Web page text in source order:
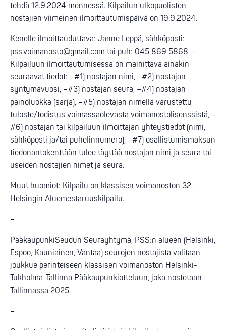
tehdä 12.9.2024 mennessä. Kilpailun ulkopuolisten
nostajien viimeinen ilmoittautumispäivä on 19.9.2024.
Kenelle ilmoittauduttava: Janne Leppä, sähköposti:
pss.voimanosto@gmail.com tai puh: 045 869 5868 –
Kilpailuun ilmoittautumisessa on mainittava ainakin
seuraavat tiedot: –#1) nostajan nimi, –#2) nostajan
syntymävuosi, –#3) nostajan seura, –#4) nostajan
painoluokka (sarja), –#5) nostajan nimellä varustettu
tuloste/todistus voimassaolevasta voimanostolisenssistä, –
#6) nostajan tai kilpailuun ilmoittajan yhteystiedot (nimi,
sähköposti ja/tai puhelinnumero), –#7) osallistumismaksun
tiedonantokenttään tulee täyttää nostajan nimi ja seura tai
useiden nostajien nimet ja seura.
Muut huomiot: Kilpailu on klassisen voimanoston 32.
Helsingin Aluemestaruuskilpailu.
–
PääkaupunkiSeudun Seurayhtymä, PSS:n alueen (Helsinki,
Espoo, Kauniainen, Vantaa) seurojen nostajista valitaan
joukkue perinteiseen klassisen voimanoston Helsinki-
Tukholma-Tallinna Pääkaupunkiotteluun, joka nostetaan
Tallinnassa 2025.
–